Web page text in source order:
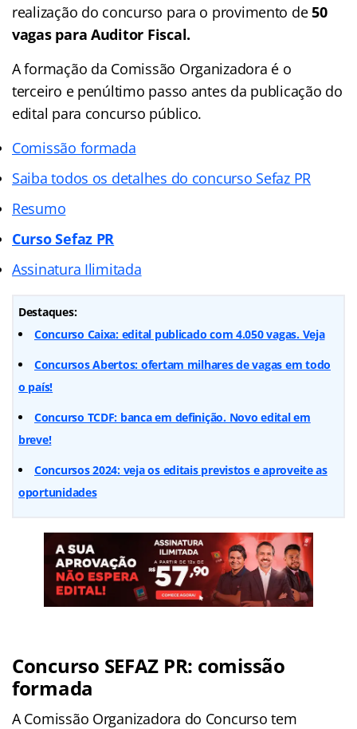
realização do concurso para o provimento de50
vagas para Auditor Fiscal.
A formação da Comissão Organizadora é o
terceiro e penúltimo passo antes da publicação do
edital para concurso público.
Comissão formada
Saiba todos os detalhes do concurso Sefaz PR
Resumo
Curso Sefaz PR
Assinatura Ilimitada
Destaques:
Concurso Caixa: edital publicado com 4.050 vagas. Veja
Concursos Abertos: ofertam milhares de vagas em todo
o país!
Concurso TCDF: banca em definição. Novo edital em
breve!
Concursos 2024: veja os editais previstos e aproveite as
oportunidades
Concurso SEFAZ PR: comissão
formada
A Comissão Organizadora do Concurso tem